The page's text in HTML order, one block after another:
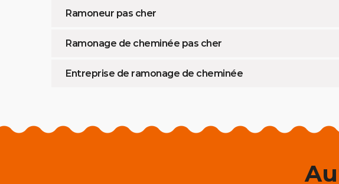
Ramoneur pas cher
Ramonage de cheminée pas cher
Entreprise de ramonage de cheminée